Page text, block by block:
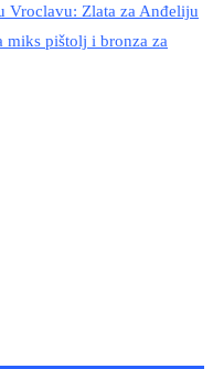
Vroclavu: Zlata za Anđeliju
miks pištolj i bronza za